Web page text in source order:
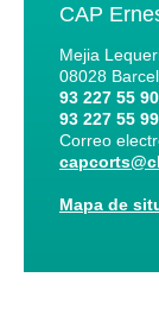
CAP
Mejia
08028
93 227 55 90
93 227 55 99
Correo
Mapa de